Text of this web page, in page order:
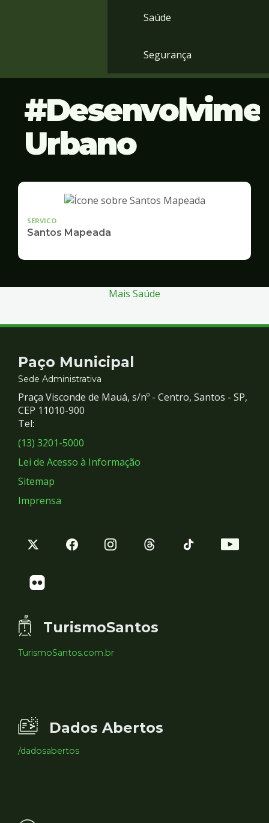
Saúde
Segurança
Urbano
SERVICO
Santos Mapeada
Mais Saúde
Contato
e
Redes
Sociais
Paço Municipal
Sede Administrativa
Praça Visconde de Mauá, s/nº - Centro, Santos - SP,
CEP 11010-900
Tel:
(13) 3201-5000
Lei de Acesso à Informação
Sitemap
Imprensa
TurismoSantos
TurismoSantos.com.br
Dados Abertos
/dadosabertos